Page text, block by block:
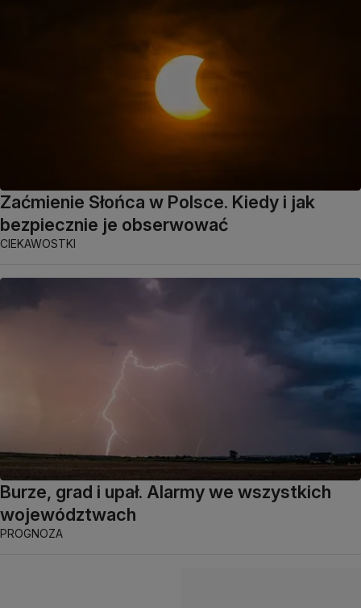
Zaćmienie Słońca w Polsce. Kiedy i jak
bezpiecznie je obserwować
CIEKAWOSTKI
Burze, grad i upał. Alarmy we wszystkich
województwach
PROGNOZA